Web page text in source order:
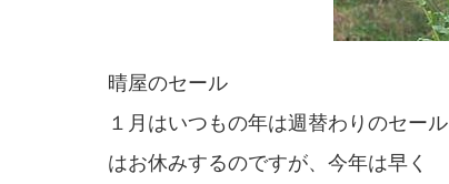
晴屋のセール
１月はいつもの年は週替わりのセール
はお休みするのですが、今年は早く